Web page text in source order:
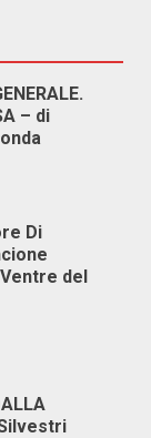
– di
Di
del